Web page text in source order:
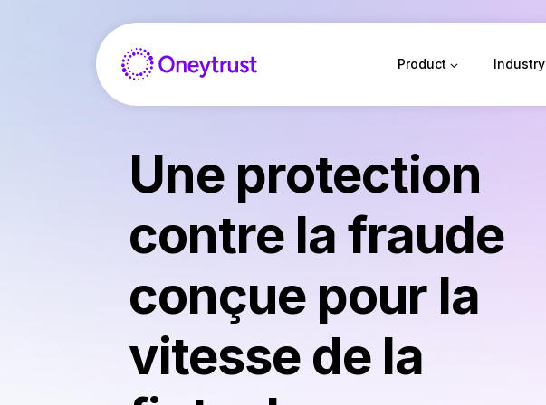
Product Industry
Une protection
contre la fraude
conçue pour la
vitesse de la